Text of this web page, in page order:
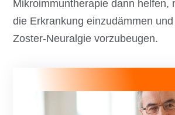
Mikroimmuntherapie dann helfen,
die Erkrankung einzudämmen
Zoster-Neuralgie vorzubeugen.